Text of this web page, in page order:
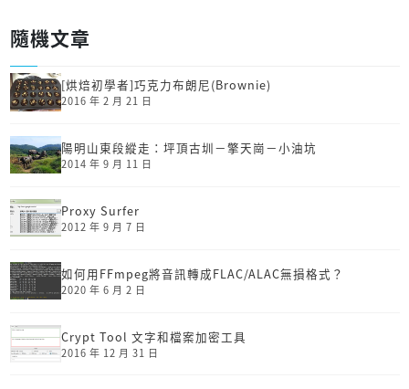
隨機文章
[烘焙初學者]巧克力布朗尼(Brownie)
2016 年 2 月 21 日
陽明山東段縱走：坪頂古圳－擎天崗－小油坑
2014 年 9 月 11 日
Proxy Surfer
2012 年 9 月 7 日
如何用FFmpeg將音訊轉成FLAC/ALAC無損格式？
2020 年 6 月 2 日
Crypt Tool 文字和檔案加密工具
2016 年 12 月 31 日